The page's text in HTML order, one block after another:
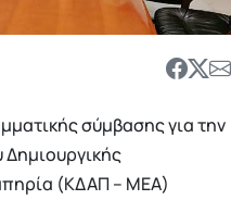
σύμβασης για την
Δημιουργικής
(ΚΔΑΠ – ΜΕΑ)